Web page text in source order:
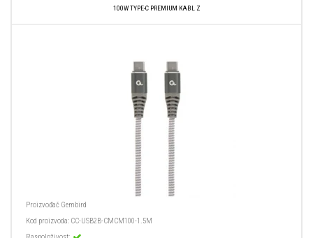
100W TYPE-C PREMIUM KABL Z
Proizvođač Gembird
Kod proizvoda: CC-USB2B-CMCM100-1.5M